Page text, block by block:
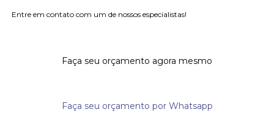
Entre em contato com um de nossos especialistas!
Faça seu orçamento agora mesmo
Faça seu orçamento por Whatsapp